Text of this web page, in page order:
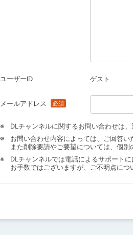
ユーザーID ゲスト
メールアドレス
DLチャンネルに関するお問い合わせは
お問い合わせ内容によっては、ご回答い
また削除要請やご要望については、個別
DLチャンネルでは電話によるサポートに
お手数ではございますが、ご不明点につ